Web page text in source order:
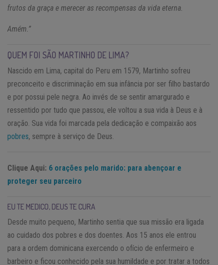
frutos da graça e merecer as recompensas da vida eterna.
Amém.”
QUEM FOI SÃO MARTINHO DE LIMA?
Nascido em Lima, capital do Peru em 1579, Martinho sofreu
preconceito e discriminação em sua infância por ser filho bastardo
e por possui pele negra. Ao invés de se sentir amargurado e
ressentido por tudo que passou, ele voltou a sua vida à Deus e à
oração. Sua vida foi marcada pela dedicação e compaixão aos
pobres, sempre à serviço de Deus.
Clique Aqui: 6 orações pelo marido: para abençoar e
proteger seu parceiro
EU TE MEDICO, DEUS TE CURA
Desde muito pequeno, Martinho sentia que sua missão era ligada
ao cuidado dos pobres e dos doentes. Aos 15 anos ele entrou
para a ordem dominicana exercendo o ofício de enfermeiro e
barbeiro e ficou conhecido pela sua humildade e por tratar a todos